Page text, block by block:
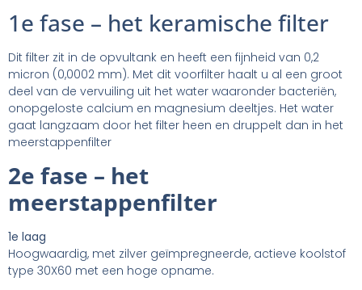
1e fase – het keramische filter
Dit filter zit in de opvultank en heeft een fijnheid van 0,2
micron (0,0002 mm). Met dit voorfilter haalt u al een groot
deel van de vervuiling uit het water waaronder bacteriën,
onopgeloste calcium en magnesium deeltjes. Het water
gaat langzaam door het filter heen en druppelt dan in het
meerstappenfilter
2e fase – het
meerstappenfilter
1e laag
Hoogwaardig, met zilver geïmpregneerde, actieve koolstof
type 30X60 met een hoge opname.